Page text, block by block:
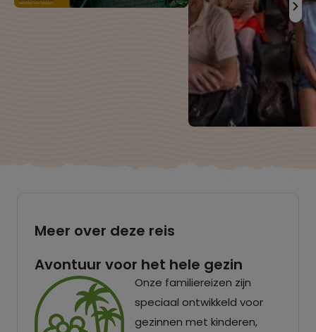
Meer over deze reis
Avontuur voor het hele gezin
Onze familiereizen zijn
speciaal ontwikkeld voor
gezinnen met kinderen,